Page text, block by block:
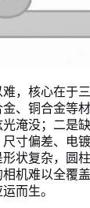
，核心在于
、铜合金等
淹没；二是
寸偏差、电
状复杂，圆
机难以全覆
而生。